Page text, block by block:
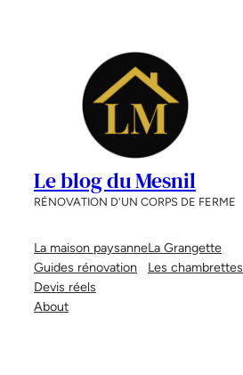
Le blog du Mesnil
RÉNOVATION D'UN CORPS DE FERME
La maison paysanne
Guides rénovation
Devis réels
About
La Grangette
Les chambrettes